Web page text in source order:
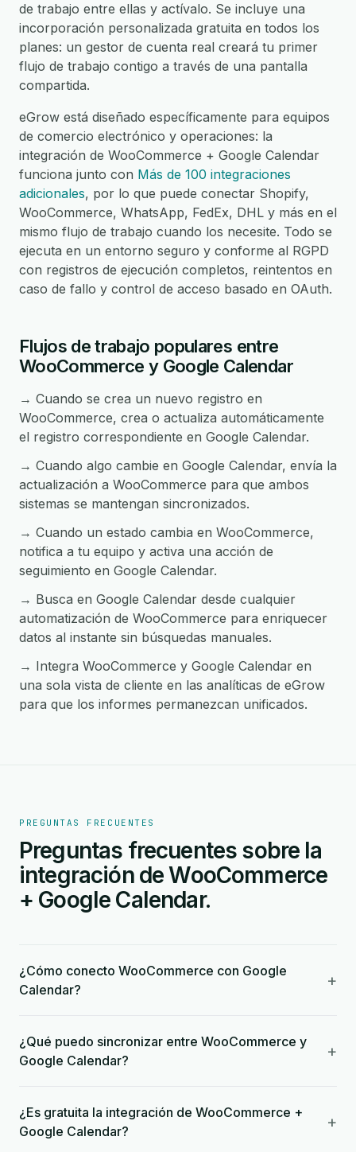
de trabajo entre ellas y actívalo. Se incluye una
incorporación personalizada gratuita en todos los
planes: un gestor de cuenta real creará tu primer
flujo de trabajo contigo a través de una pantalla
compartida.
eGrow está diseñado específicamente para equipos
de comercio electrónico y operaciones: la
integración de WooCommerce + Google Calendar
funciona junto con Más de 100 integraciones
adicionales, por lo que puede conectar Shopify,
WooCommerce, WhatsApp, FedEx, DHL y más en el
mismo flujo de trabajo cuando los necesite. Todo se
ejecuta en un entorno seguro y conforme al RGPD
con registros de ejecución completos, reintentos en
caso de fallo y control de acceso basado en OAuth.
Flujos de trabajo populares entre
WooCommerce y Google Calendar
→ Cuando se crea un nuevo registro en
WooCommerce, crea o actualiza automáticamente
el registro correspondiente en Google Calendar.
→ Cuando algo cambie en Google Calendar, envía la
actualización a WooCommerce para que ambos
sistemas se mantengan sincronizados.
→ Cuando un estado cambia en WooCommerce,
notifica a tu equipo y activa una acción de
seguimiento en Google Calendar.
→ Busca en Google Calendar desde cualquier
automatización de WooCommerce para enriquecer
datos al instante sin búsquedas manuales.
→ Integra WooCommerce y Google Calendar en
una sola vista de cliente en las analíticas de eGrow
para que los informes permanezcan unificados.
PREGUNTAS FRECUENTES
Preguntas frecuentes sobre la
integración de WooCommerce
+ Google Calendar.
¿Cómo conecto WooCommerce con Google
Calendar?
+
¿Qué puedo sincronizar entre WooCommerce y
Google Calendar?
+
¿Es gratuita la integración de WooCommerce +
Google Calendar?
+